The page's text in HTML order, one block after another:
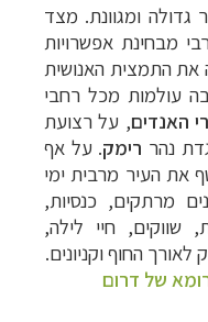
גדולה ומגוונת. מצד
מבחינת אפשרויות
את התמצית האנושית
בה עולמות מכל רחבי
האנדים, על רצועת
נהר רימק. על אף
את העיר מרבית ימי
מרתקים, כנסיות,
שווקים, חיי לילה,
החוף וקניונים.
של דרום